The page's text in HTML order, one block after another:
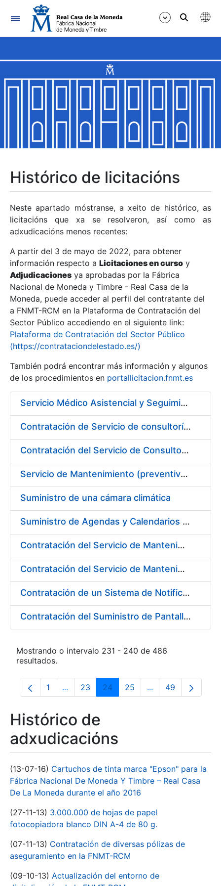
Navegación
Mostrar/Ocultar
Mostrar/Ocultar
Mostrar/Ocultar
Mostrar/Ocultar
Mostrar/Ocultar
Mostrar/Ocultar
Mostrar/Ocultar
Histórico de licitacións
Neste apartado móstranse, a xeito de histórico, as
licitacións que xa se resolveron, así como as
adxudicacións menos recentes:
A partir del 3 de mayo de 2022, para obtener
información respecto a Licitaciones en curso y
Adjudicaciones ya aprobadas por la Fábrica
Nacional de Moneda y Timbre - Real Casa de la
Moneda, puede acceder al perfil del contratante del
a FNMT-RCM en la Plataforma de Contratación del
Sector Público accediendo en el siguiente link:
Plataforma de Contratación del Sector Público
(https://contrataciondelestado.es/)
También podrá encontrar más información y algunos
de los procedimientos en portallicitacion.fnmt.es
Servicio Médico Asistencial y Seguimiento del Absentismo Laboral
Contratación de Servicio de consultoría para implantación por fases de un sistema de gestión del ciclo de vida de las aplicaciones en el área de desarrollo de CERES (Fase 1).
Contratación del Servicio de Consultoría para la Definición de la Arquitectura Empresarial de la FNMT-RCM
Servicio de Mantenimiento (preventivo, correctivo y legal) de los Aparatos Elevadores de la Fábrica Nacional de Moneda y Timbre-Real Casa de la Moneda, en Madrid.
Suministro de una cámara climática
Suministro de Agendas y Calendarios para la FNMT-RCM
Contratación del Servicio de Mantenimiento de Licencias de Liferay
Contratación del Servicio de Mantenimiento de los equipos multifuncionales marca Ricoh
Contratación de un Sistema de Notificaciones y Comunicaciones Electrónicas, mediante Dirección Electrónica Habilitada
Contratación del Suministro de Pantallas basadas en Tecnología LED
Mostrando o intervalo 231 - 240 de 486
resultados.
Páxina
1 ...Páxinas intermedias Use pestaña para
Páxina
23 Páxina
24 Páxina
25 ...PáxinasPáxina
49
Histórico de
adxudicacións
(13-07-16) Cartuchos de tinta marca "Epson" para la
Fábrica Nacional De Moneda Y Timbre – Real Casa
De La Moneda durante el año 2016
(27-11-13) 3.000.000 de hojas de papel
fotocopiadora blanco DIN A-4 de 80 g.
(07-11-13) Contratación de diversas pólizas de
aseguramiento en la FNMT-RCM
(09-10-13) Actualización del entorno de